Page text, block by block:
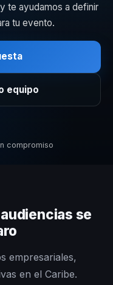
te ayudamos a definir
tu evento.
equipo
compromiso
se
empresariales,
en el Caribe.